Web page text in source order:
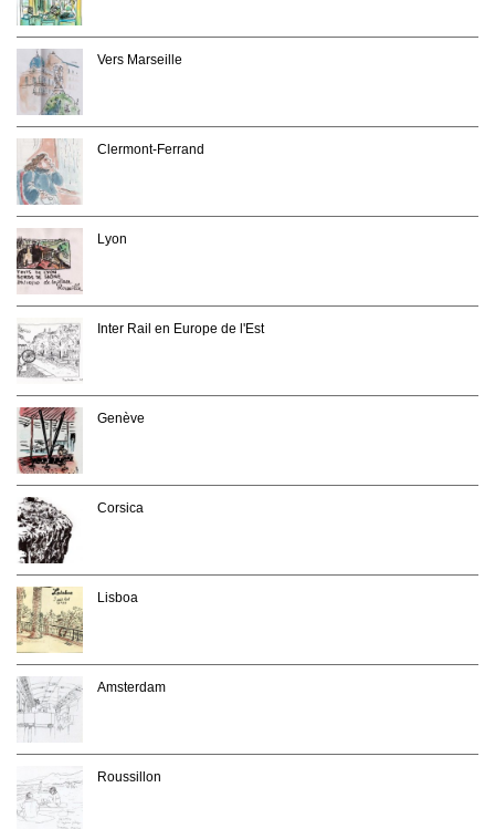
Vers Marseille
Clermont-Ferrand
Lyon
Inter Rail en Europe de l'Est
Genève
Corsica
Lisboa
Amsterdam
Roussillon